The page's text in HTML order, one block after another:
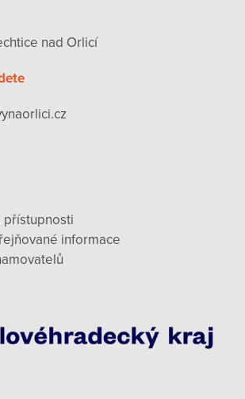
nad Orlicí
přístupnosti
informace